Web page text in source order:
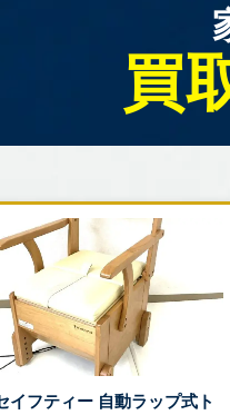
買
イフティー 自動ラップ式ト